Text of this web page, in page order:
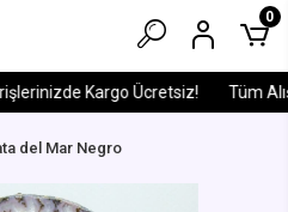
Kargo Ücretsiz! Tüm
0
del Mar Negro